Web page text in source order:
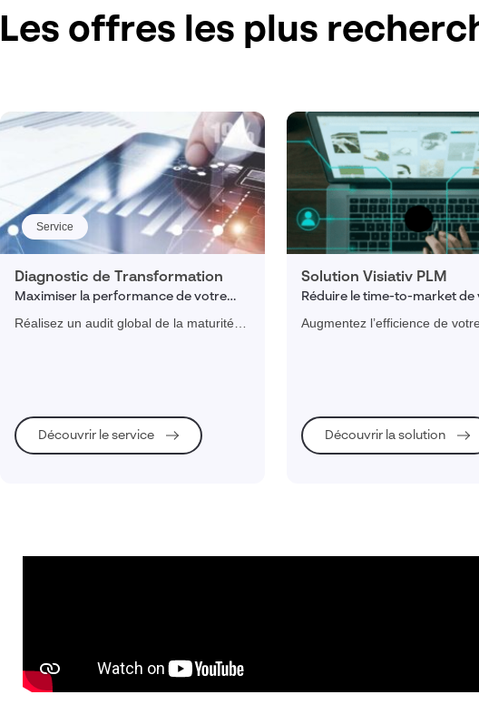
Les offres les plus
Service
Diagnostic de Transformation
Maximiser la performance de votre
entreprise
Réalisez un audit global de la maturité
Découvrir le service
Solution Visiativ PLM
Réduire le time-to-market de
produits
Augmentez l’efficience de
Découvrir la solution